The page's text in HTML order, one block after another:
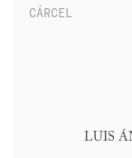
CÁRCEL
LUIS